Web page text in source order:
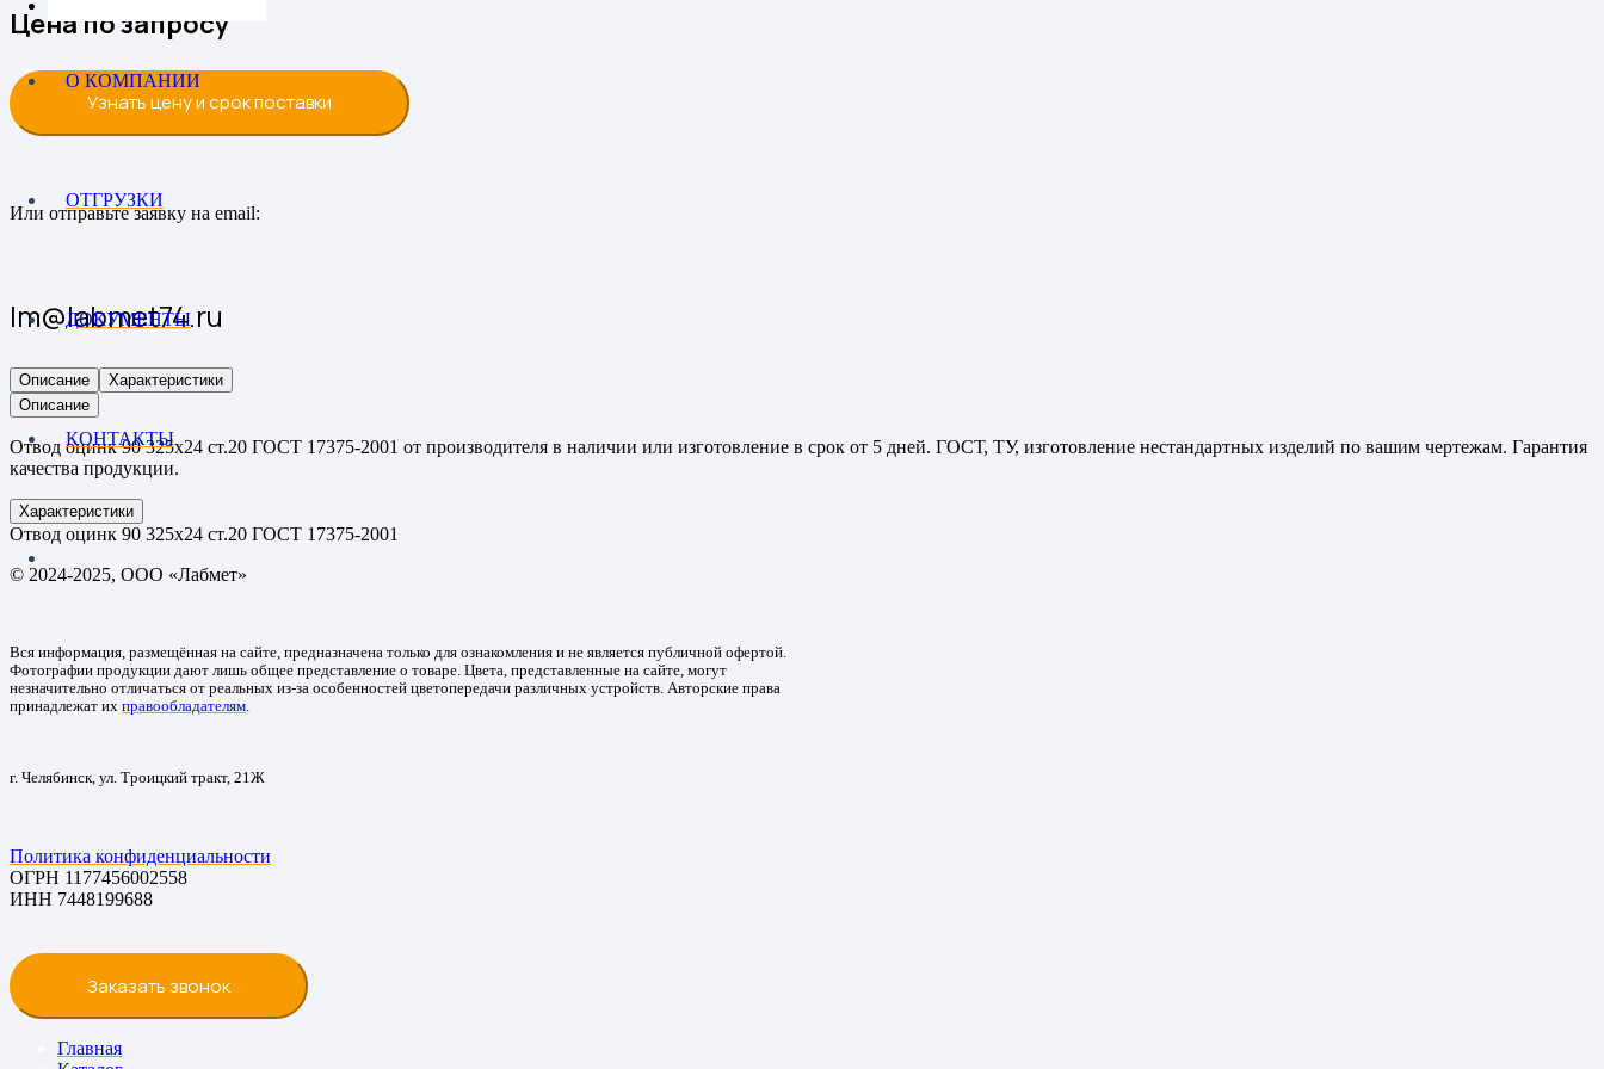
О КОМПАНИИ
ОТГРУЗКИ
ДОКУМЕНТЫ
КОНТАКТЫ
Цена по запросу
Узнать цену и срок поставки
Или отправьте заявку на email:
lm@labmet74.ru
Описание
Характеристики
Описание
Отвод оцинк 90 325х24 ст.20 ГОСТ 17375-2001 от производителя в наличии или изготовление в срок от 5 дней. ГОСТ, ТУ, изготовление нестандартных изделий по вашим чертежам. Гарантия
качества продукции.
Характеристики
Отвод оцинк 90 325х24 ст.20 ГОСТ 17375-2001
© 2024-2025, ООО «Лабмет»
Вся информация, размещённая на сайте, предназначена только для ознакомления и не является публичной офертой.
Фотографии продукции дают лишь общее представление о товаре. Цвета, представленные на сайте, могут
незначительно отличаться от реальных из-за особенностей цветопередачи различных устройств. Авторские права
принадлежат их правообладателям
г. Челябинск, ул. Троицкий тракт, 21Ж
Политика конфиденциальности
ОГРН 1177456002558
ИНН 7448199688
Заказать звонок
Главная